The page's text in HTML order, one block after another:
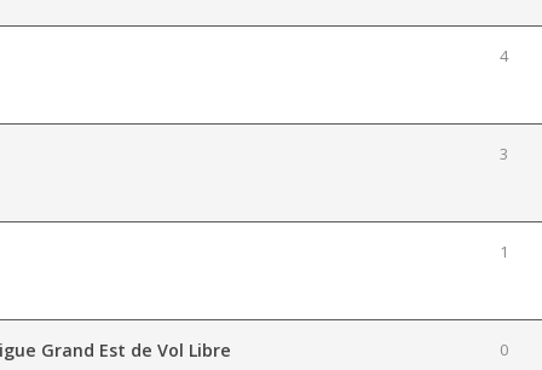
4
3
1
Grand Est de Vol Libre 0